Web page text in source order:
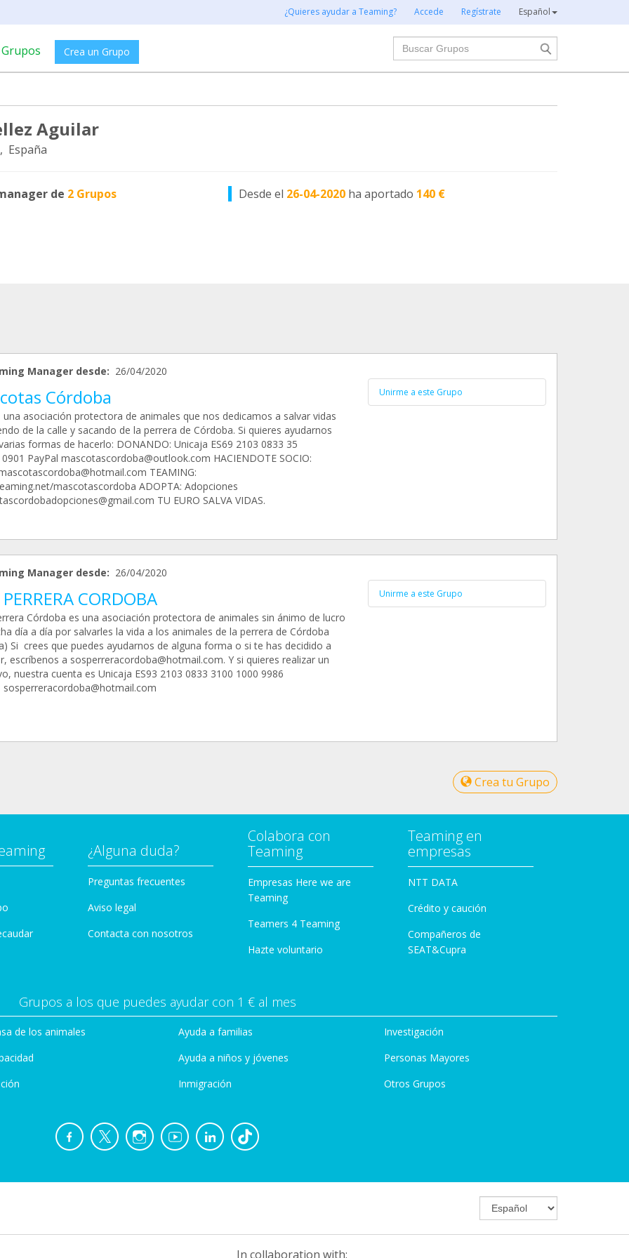
¿Quieres ayudar a Teaming? Accede Regístrate Español
Grupos Crea un Grupo
Buscar
Aguilar
España
de 2 Grupos Desde el 26-04-2020 ha aportado 140 €
Manager desde: 26/04/2020
Córdoba
asociación protectora de animales que nos dedicamos a salvar vidas
de la calle y sacando de la perrera de Córdoba. Si quieres ayudarnos
formas de hacerlo: DONANDO: Unicaja ES69 2103 0833 35
PayPal mascotascordoba@outlook.com HACIENDOTE SOCIO:
TEAMING:
mascotascordoba ADOPTA: Adopciones
TU EURO SALVA VIDAS.
Unirme a este Grupo
Manager desde: 26/04/2020
CORDOBA
Córdoba es una asociación protectora de animales sin ánimo de lucro
día a día por salvarles la vida a los animales de la perrera de Córdoba
Si crees que puedes ayudarnos de alguna forma o si te has decidido a
escríbenos a sosperreracordoba@hotmail.com. Y si quieres realizar un
nuestra cuenta es Unicaja ES93 2103 0833 3100 1000 9986
sosperreracordoba@hotmail.com
Unirme a este Grupo
Crea tu Grupo
¿Alguna duda?
Preguntas frecuentes
Aviso legal
Contacta con nosotros
Colabora con
Teaming
Empresas Here we are
Teaming
Teamers 4 Teaming
Hazte voluntario
Teaming en
empresas
NTT DATA
Crédito y caución
Compañeros de
SEAT&Cupra
Grupos a los que puedes ayudar con 1 € al mes
de los animales
Ayuda a familias
Ayuda a niños y jóvenes
Inmigración
Investigación
Personas Mayores
Otros Grupos
In collaboration with: